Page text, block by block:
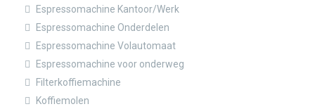
Espressomachine Kantoor/Werk
Espressomachine Onderdelen
Espressomachine Volautomaat
Espressomachine voor onderweg
Filterkoffiemachine
Koffiemolen